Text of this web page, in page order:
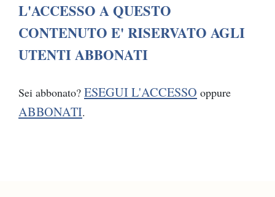
L'ACCESSO A QUESTO
CONTENUTO E' RISERVATO AGLI
UTENTI ABBONATI
Sei abbonato? ESEGUI L'ACCESSO oppure
ABBONATI.